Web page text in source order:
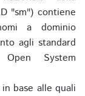
"sm") contiene
a dominio
agli standard
System
base alle quali